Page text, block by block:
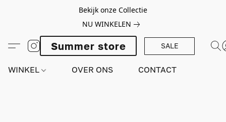
Bekijk onze Collectie
NU WINKELEN
Summer store SALE
WINKEL OVER ONS CONTACT